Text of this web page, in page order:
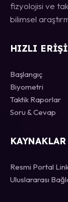
fizyolojisi ve
bilimsel
HIZLI
Başlangıç
Biyometri
Taktik Raporlar
Soru & Cevap
KAYNAKLAR
Resmi Portal
Uluslararası